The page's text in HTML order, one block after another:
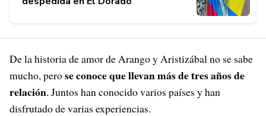
De la historia de amor de Arango y Aristizábal no se sabe
mucho, perose conoce que llevan más de tres años de
relación. Juntos han conocido varios países y han
disfrutado de varias experiencias.